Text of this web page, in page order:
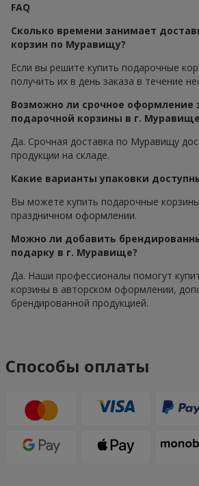
FAQ
Сколько времени занимает
корзин по Муравищу?
Если вы решите купить подарочные
получить их в день заказа в течение
Возможно ли срочное оформление
подарочной корзины в г.
Да. Срочная доставка по Муравищу
продукции на складе.
Какие варианты упаковки
Вы можете купить подарочные
праздничном оформлении.
Можно ли добавить
подарку в г. Муравище?
Да. Наши профессионалы помогут
корзины в авторском оформлении,
брендированной продукцией.
Способы оплаты